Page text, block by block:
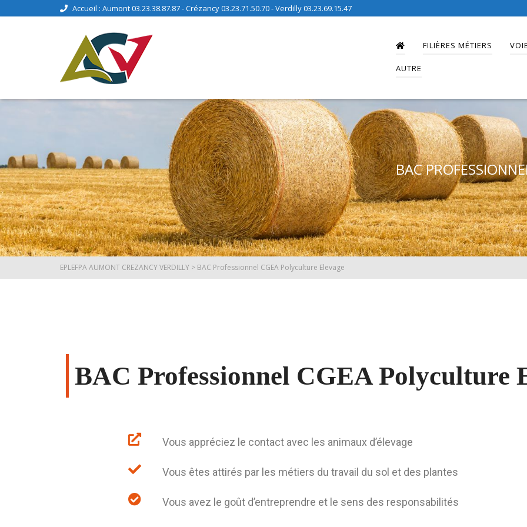
Accueil : Aumont 03.23.38.87.87 - Crézancy 03.23.71.50.70 - Verdilly 03.23.69.15.47
FILIÈRES MÉTIERS
AUTRE
BAC
EPLEFPA AUMONT CREZANCY VERDILLY > BAC Professionnel CGEA Polyculture Elevage
BAC Professionnel CGEA Polyculture
Vous appréciez le contact avec les animaux d’élevage
Vous êtes attirés par les métiers du travail du sol et des plantes
Vous avez le goût d’entreprendre et le sens des responsabilités